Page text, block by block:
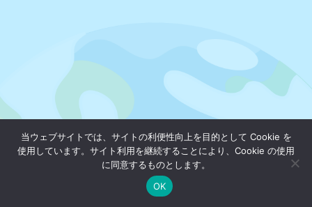
当ウェブサイトでは、サイトの利便性向上を目的として Cookie を
使用しています。サイト利用を継続することにより、Cookie の使用
に同意するものとします。
OK